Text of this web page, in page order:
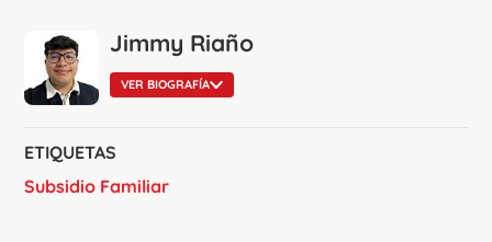
Jimmy Riaño
VER BIOGRAFÍA
ETIQUETAS
Subsidio Familiar